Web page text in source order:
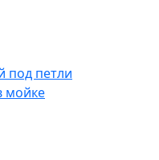
под петли
мойке